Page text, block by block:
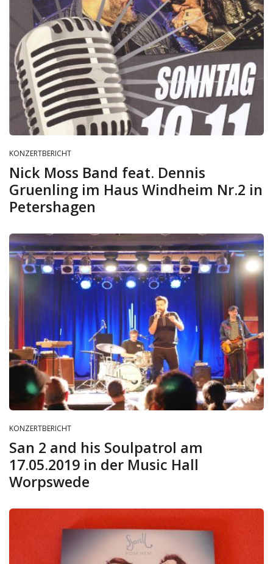
KONZERTBERICHT
Nick Moss Band feat. Dennis
Gruenling im Haus Windheim Nr.2 in
Petershagen
KONZERTBERICHT
San 2 and his Soulpatrol am
17.05.2019 in der Music Hall
Worpswede